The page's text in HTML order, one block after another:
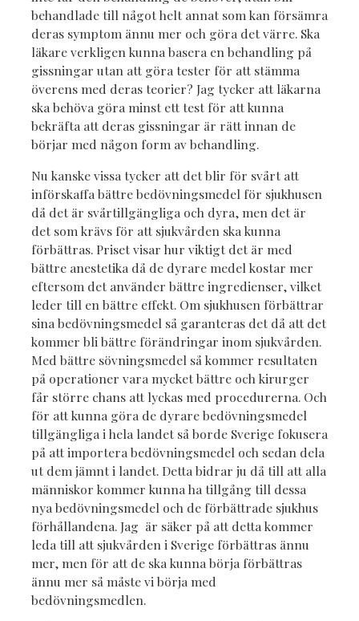
behandlade till något helt annat som kan försämra
deras symptom ännu mer och göra det värre. Ska
läkare verkligen kunna basera en behandling på
gissningar utan att göra tester för att stämma
överens med deras teorier? Jag tycker att läkarna
ska behöva göra minst ett test för att kunna
bekräfta att deras gissningar är rätt innan de
börjar med någon form av behandling.
Nu kanske vissa tycker att det blir för svårt att
införskaffa bättre bedövningsmedel för sjukhusen
då det är svårtillgängliga och dyra, men det är
det som krävs för att sjukvården ska kunna
förbättras. Priset visar hur viktigt det är med
bättre anestetika då de dyrare medel kostar mer
eftersom det använder bättre ingredienser, vilket
leder till en bättre effekt. Om sjukhusen förbättrar
sina bedövningsmedel så garanteras det då att det
kommer bli bättre förändringar inom sjukvården.
Med bättre sövningsmedel så kommer resultaten
på operationer vara mycket bättre och kirurger
får större chans att lyckas med procedurerna. Och
för att kunna göra de dyrare bedövningsmedel
tillgängliga i hela landet så borde Sverige fokusera
på att importera bedövningsmedel och sedan dela
ut dem jämnt i landet. Detta bidrar ju då till att alla
människor kommer kunna ha tillgång till dessa
nya bedövningsmedel och de förbättrade sjukhus
förhållandena. Jag är säker på att detta kommer
leda till att sjukvården i Sverige förbättras ännu
mer, men för att de ska kunna börja förbättras
ännu mer så måste vi börja med
bedövningsmedlen.